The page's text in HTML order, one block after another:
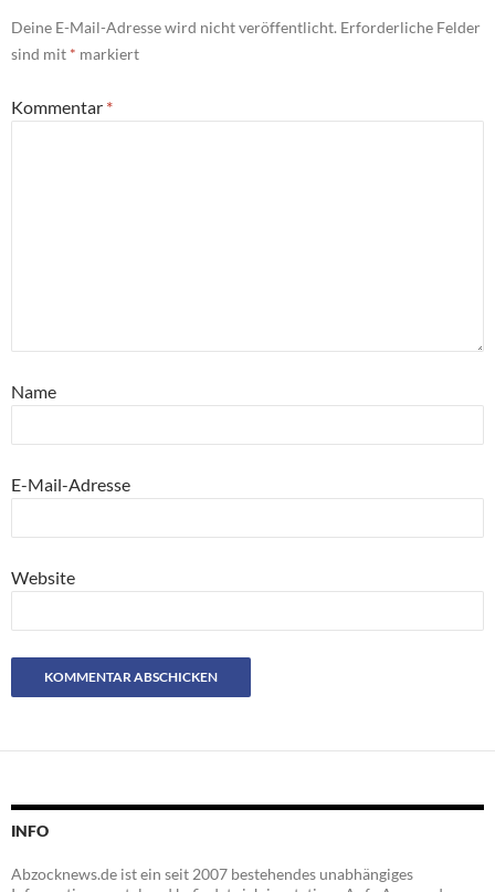
Deine E-Mail-Adresse wird nicht veröffentlicht. Erforderliche Felder
sind mit * markiert
Kommentar *
Name
E-Mail-Adresse
Website
INFO
Abzocknews.de ist ein seit 2007 bestehendes unabhängiges